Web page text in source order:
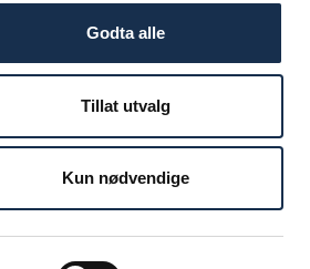
Godta alle
Tillat utvalg
Kun nødvendige